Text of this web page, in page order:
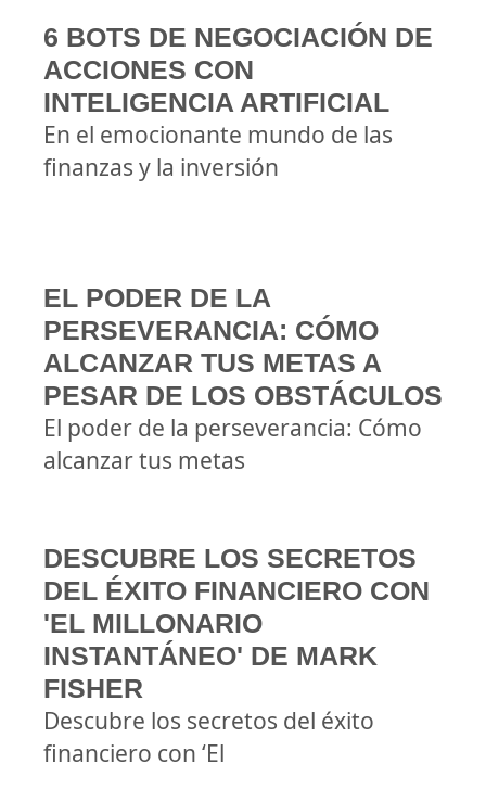
6 BOTS DE NEGOCIACIÓN DE
ACCIONES CON
INTELIGENCIA ARTIFICIAL
En el emocionante mundo de las
finanzas y la inversión
EL PODER DE LA
PERSEVERANCIA: CÓMO
ALCANZAR TUS METAS A
PESAR DE LOS OBSTÁCULOS
El poder de la perseverancia: Cómo
alcanzar tus metas
DESCUBRE LOS SECRETOS
DEL ÉXITO FINANCIERO CON
'EL MILLONARIO
INSTANTÁNEO' DE MARK
FISHER
Descubre los secretos del éxito
financiero con ‘El